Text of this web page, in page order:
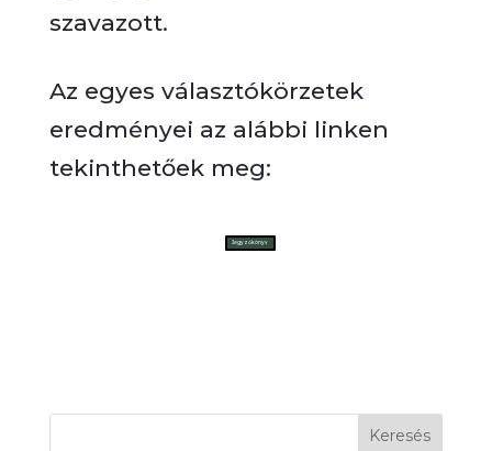
szavazott.
Az egyes választókörzetek
eredményei az alábbi linken
tekinthetőek meg:
Jegyzőkönyv